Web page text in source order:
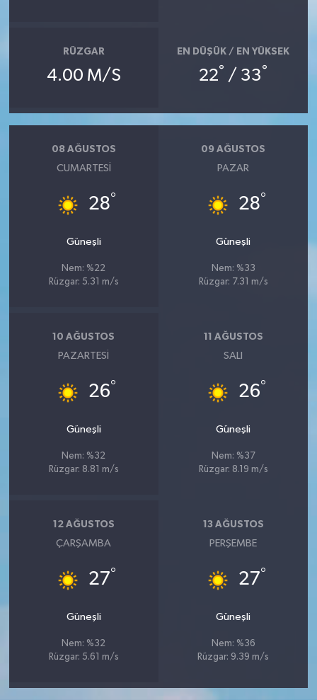
RÜZGAR
4.00 M/S
EN DÜŞÜK / EN YÜKSEK
22° / 33°
08 AĞUSTOS
CUMARTESI
28°
Güneşli
Nem: %22
Rüzgar: 5.31 m/s
09 AĞUSTOS
PAZAR
28°
Güneşli
Nem: %33
Rüzgar: 7.31 m/s
10 AĞUSTOS
PAZARTESI
26°
Güneşli
Nem: %32
Rüzgar: 8.81 m/s
11 AĞUSTOS
SALI
26°
Güneşli
Nem: %37
Rüzgar: 8.19 m/s
12 AĞUSTOS
ÇARŞAMBA
27°
Güneşli
Nem: %32
Rüzgar: 5.61 m/s
13 AĞUSTOS
PERŞEMBE
27°
Güneşli
Nem: %36
Rüzgar: 9.39 m/s